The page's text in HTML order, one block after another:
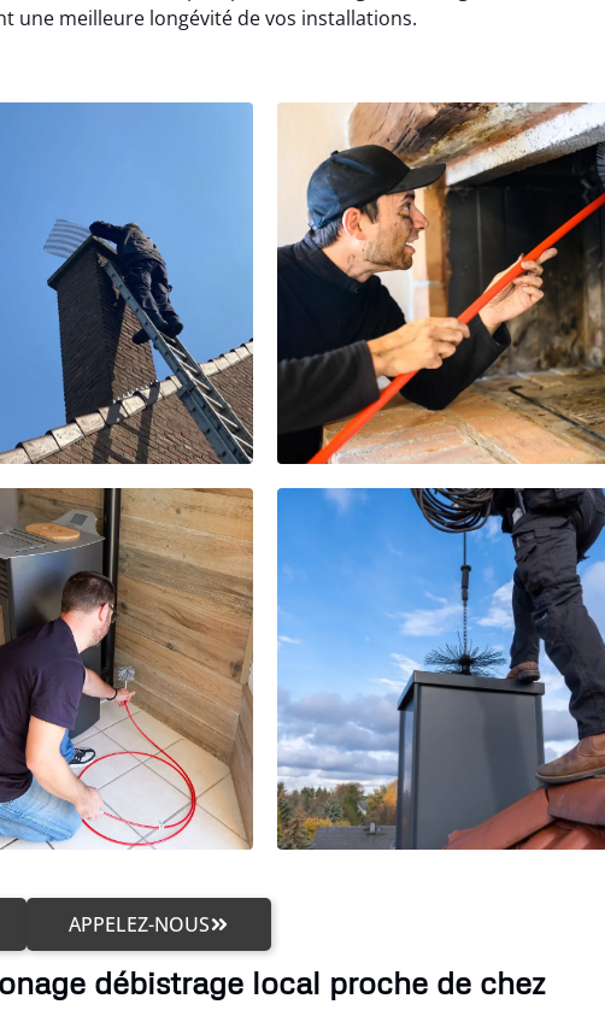
une meilleure longévité de vos installations.
APPELEZ-NOUS
débistrage local proche de chez